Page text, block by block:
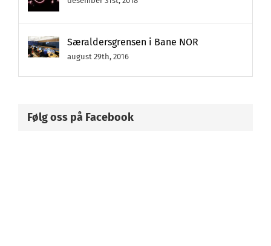
Særaldersgrensen i Bane NOR
august 29th, 2016
Følg oss på Facebook